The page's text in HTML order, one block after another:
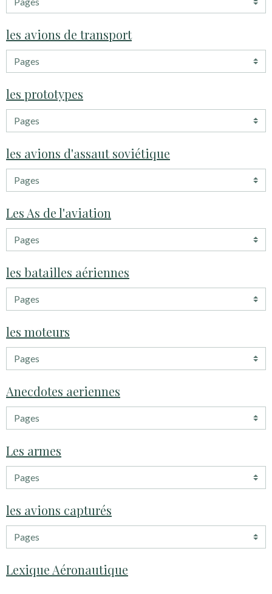
les avions de transport
les prototypes
les avions d'assaut soviétique
Les As de l'aviation
les batailles aériennes
les moteurs
Anecdotes aeriennes
Les armes
les avions capturés
Lexique Aéronautique